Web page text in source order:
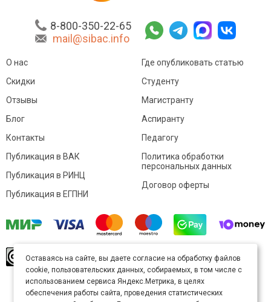
8-800-350-22-65
mail@sibac.info
О нас
Скидки
Отзывы
Блог
Контакты
Где опубликовать статью
Студенту
Магистранту
Аспиранту
Педагогу
Публикация в ВАК
Публикация в РИНЦ
Публикация в ЕГПНИ
Политика обработки
персональных данных
Договор оферты
произведение доступно полицензии Creative
Commons «Attribution» («Атрибуция») 4.0
Непортированная.
Карта сайта
Оставаясь на сайте, вы даете согласие на обработку файлов
cookie, пользовательских данных, собираемых, в том числе с
использованием сервиса Яндекс.Метрика, в целях
обеспечения работы сайта, проведения статистических